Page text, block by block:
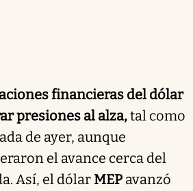
financieras del dólar
presiones al alza,tal como
de ayer, aunque
el avance cerca del
Así, el dólar MEP avanzó